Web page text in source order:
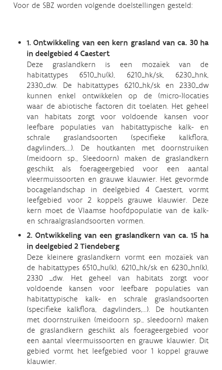
Voor de SBZ worden volgende doelstellingen gesteld:
1. Ontwikkeling van een kern grasland van ca. 30 ha
in deelgebied 4 Caestert
Deze graslandkern is een mozaïek van de
habitattypes 6510_hu(k), 6210_hk/sk, 6230_hnk,
2330_dw. De habitattypes 6210_hk/sk en 2330_dw
kunnen enkel ontwikkelen op de (micro-)locaties
waar de abiotische factoren dit toelaten. Het geheel
van habitats zorgt voor voldoende kansen voor
leefbare populaties van habitattypische kalk- en
schrale graslandsoorten (specifieke kalkflora,
dagvlinders,...). De houtkanten met doornstruiken
(meidoorn sp., Sleedoorn) maken de graslandkern
geschikt als foerageergebied voor een aantal
vleermuissoorten en grauwe klauwier. Het gevormde
bocagelandschap in deelgebied 4 Caestert, vormt
leefgebied voor 2 koppels grauwe klauwier. Deze
kern moet de Vlaamse hoofdpopulatie van de kalk-
en schraalgraslandsoorten vormen.
2. Ontwikkeling van een graslandkern van ca. 15 ha
in deelgebied 2 Tiendeberg
Deze kleinere graslandkern vormt een mozaïek van
de habitattypes 6510_hu(k), 6210_hk/sk en 6230_hn(k),
2330 _dw. Het geheel van habitats zorgt voor
voldoende kansen voor leefbare populaties van
habitattypische kalk- en schrale graslandsoorten
(specifieke kalkflora, dagvlinders,...). De houtkanten
met doornstruiken (meidoorn sp., sleedoorn) maken
de graslandkern geschikt als foerageergebied voor
een aantal vleermuissoorten en grauwe klauwier. Dit
gebied vormt het leefgebied voor 1 koppel grauwe
klauwier.